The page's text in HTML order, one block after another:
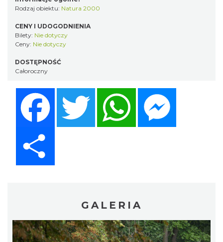
Rodzaj obiektu: Natura 2000
CENY I UDOGODNIENIA
Bilety: Nie dotyczy
Ceny: Nie dotyczy
DOSTĘPNOŚĆ
Całoroczny
Twitter WhatsApp
GALERIA